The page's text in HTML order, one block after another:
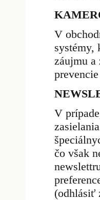
V
systémy,
záujmu a
V
čo však
(odhlásiť